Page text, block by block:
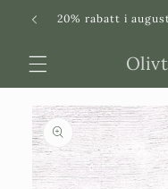
Svenska20% rabatt i
vidare till